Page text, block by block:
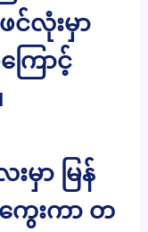
င်လုံးမှာ
ောင့်
မှာ မြန်
ေးကာ တ